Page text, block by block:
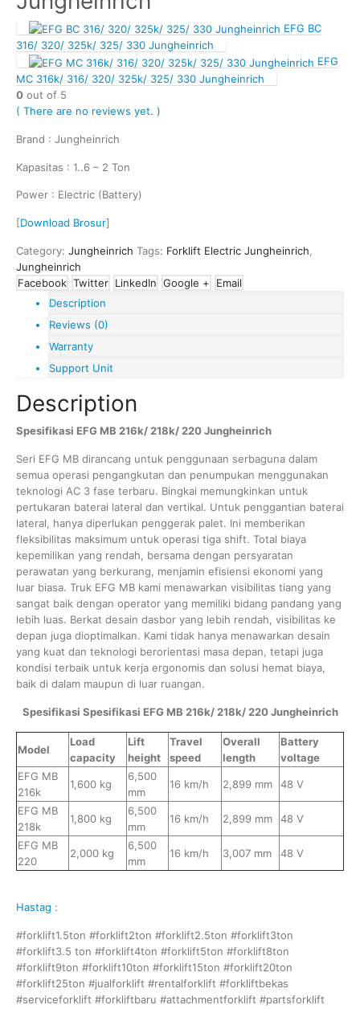
EFG BC
316/ 320/ 325k/ 325/ 330 Jungheinrich
EFG
MC 316k/ 316/ 320/ 325k/ 325/ 330 Jungheinrich
0 out of 5
( There are no reviews yet. )
Brand : Jungheinrich
Kapasitas : 1..6 – 2 Ton
Power : Electric (Battery)
[Download Brosur]
Category: Jungheinrich Tags: Forklift Electric Jungheinrich
Jungheinrich
Facebook Twitter LinkedIn Google +
Email
Description
Reviews (0)
Warranty
Support Unit
Description
Spesifikasi EFG MB 216k/ 218k/ 220 Jungheinrich
Seri EFG MB dirancang untuk penggunaan serbaguna dalam
semua operasi pengangkutan dan penumpukan menggunakan
teknologi AC 3 fase terbaru. Bingkai memungkinkan untuk
pertukaran baterai lateral dan vertikal. Untuk penggantian baterai
lateral, hanya diperlukan penggerak palet. Ini memberikan
fleksibilitas maksimum untuk operasi tiga shift. Total biaya
kepemilikan yang rendah, bersama dengan persyaratan
perawatan yang berkurang, menjamin efisiensi ekonomi yang
luar biasa. Truk EFG MB kami menawarkan visibilitas tiang yang
sangat baik dengan operator yang memiliki bidang pandang yang
lebih luas. Berkat desain dasbor yang lebih rendah, visibilitas ke
depan juga dioptimalkan. Kami tidak hanya menawarkan desain
yang kuat dan teknologi berorientasi masa depan, tetapi juga
kondisi terbaik untuk kerja ergonomis dan solusi hemat biaya,
baik di dalam maupun di luar ruangan.
Spesifikasi Spesifikasi EFG MB 216k/ 218k/ 220 Jungheinrich
Model
Load
capacity
Lift
height
Travel
speed
Overall
length
Battery
voltage
EFG MB
216k
1,600 kg
6,500
mm
16 km/h 2,899 mm 48 V
EFG MB
218k
1,800 kg
6,500
mm
16 km/h 2,899 mm 48 V
EFG MB
220
2,000 kg
6,500
mm
16 km/h 3,007 mm 48 V
Hastag :
#forklift1.5ton #forklift2ton #forklift2.5ton #forklift3ton
#forklift3.5 ton #forklift4ton #forklift5ton #forklift8ton
#forklift9ton #forklift10ton #forklift15ton #forklift20ton
#forklift25ton #jualforklift #rentalforklift #forkliftbekas
#serviceforklift #forkliftbaru #attachmentforklift #partsforklift